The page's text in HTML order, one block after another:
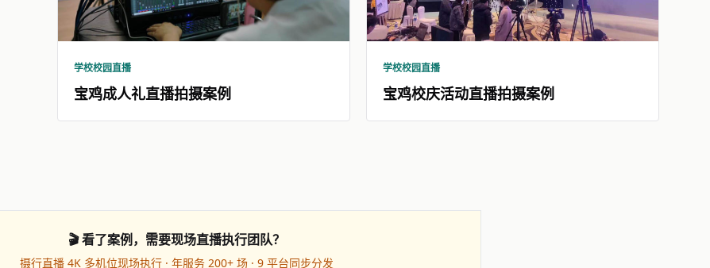
学校校园直播
宝鸡成人礼直播拍摄案例
学校校园直播
宝鸡校庆活动直播拍摄案例
🎬 看了案例，需要现场直播执行团队？
摄行直播 4K 多机位现场执行 · 年服务 200+ 场 · 9 平台同步分发